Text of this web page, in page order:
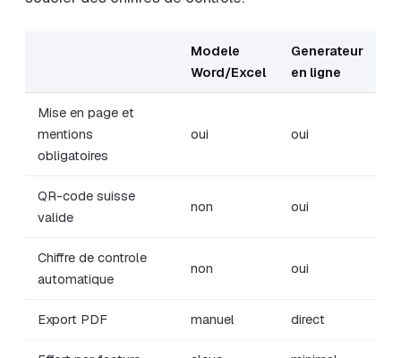
Modele
Word/Excel
Generateur
en ligne
Mise en page et
mentions
obligatoires
oui oui
QR-code suisse
valide
non oui
Chiffre de controle
automatique
non oui
Export PDF manuel direct